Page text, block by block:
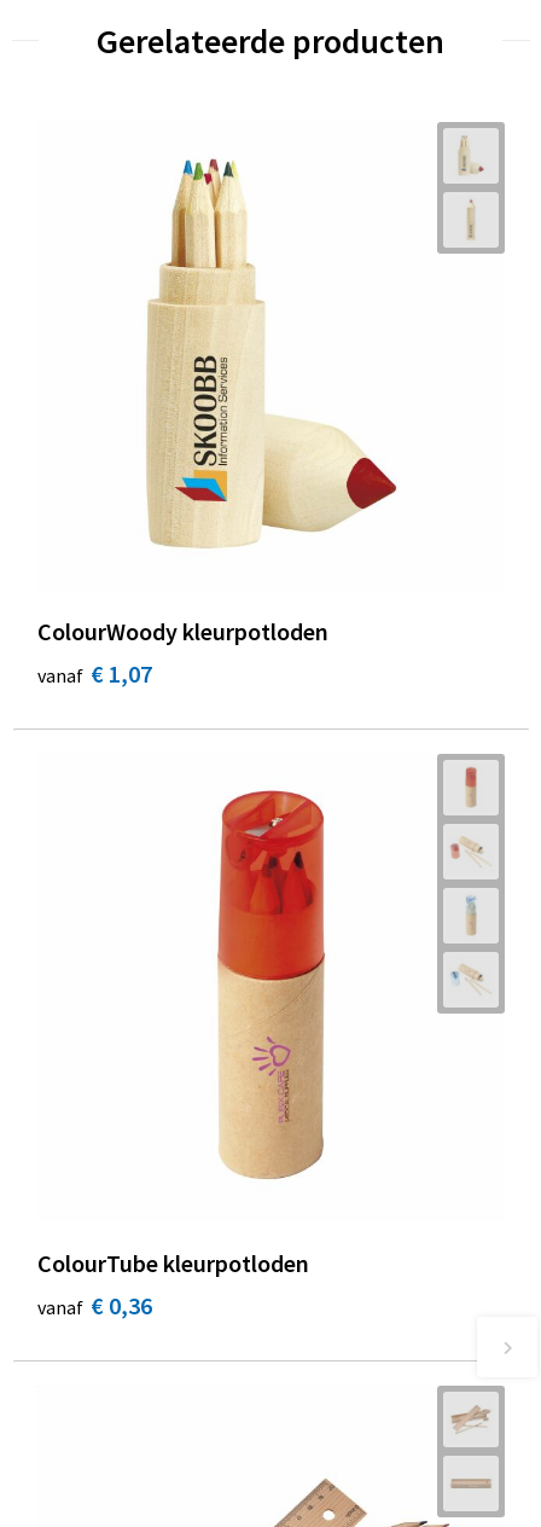
Gerelateerde producten
ColourWoody kleurpotloden
vanaf € 1,07
ColourTube kleurpotloden
vanaf € 0,36